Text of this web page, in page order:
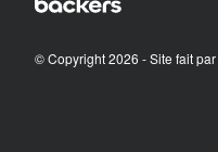
© Copyright 2026 - Site fait par